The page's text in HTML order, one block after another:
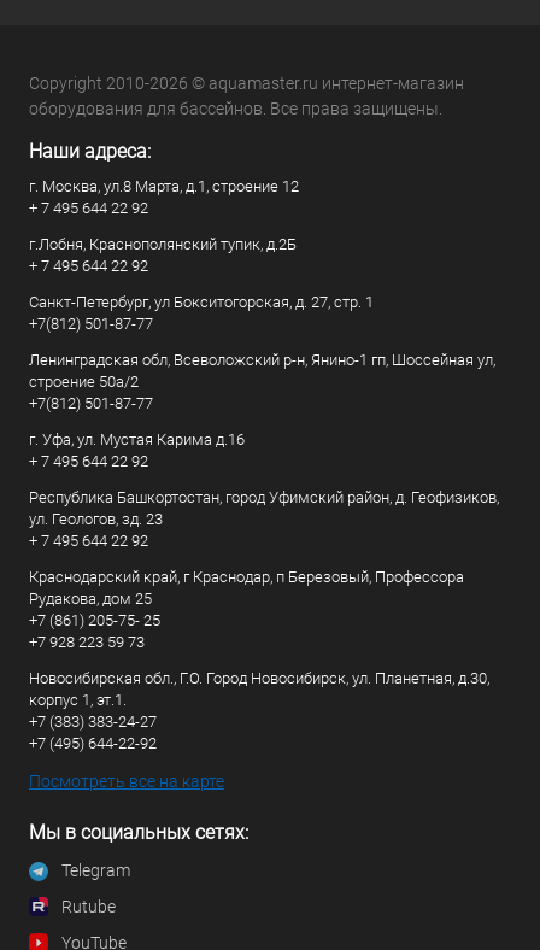
Copyright 2010-2026 © aquamaster.ru интернет-магазин
оборудования для бассейнов. Все права защищены.
Наши адреса:
г. Москва, ул.8 Марта, д.1, строение 12
+ 7 495 644 22 92
г.Лобня, Краснополянский тупик, д.2Б
+ 7 495 644 22 92
Санкт-Петербург, ул Бокситогорская, д. 27, стр. 1
+7(812) 501-87-77
Ленинградская обл, Всеволожский р-н, Янино-1 гп, Шоссейная ул,
строение 50а/2
+7(812) 501-87-77
г. Уфа, ул. Мустая Карима д.16
+ 7 495 644 22 92
Республика Башкортостан, город Уфимский район, д. Геофизиков,
ул. Геологов, зд. 23
+ 7 495 644 22 92
Краснодарский край, г Краснодар, п Березовый, Профессора
Рудакова, дом 25
+7 (861) 205-75- 25
+7 928 223 59 73
Новосибирская обл., Г.О. Город Новосибирск, ул. Планетная, д.30,
корпус 1, эт.1.
+7 (383) 383-24-27
+7 (495) 644-22-92
Посмотреть все на карте
Мы в социальных сетях:
Telegram
Rutube
YouTube